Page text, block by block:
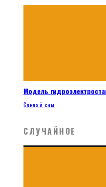
Модель
Сделай сам
СЛУЧАЙНОЕ